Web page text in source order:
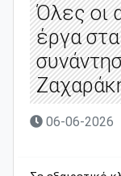
Όλες οι
έργα
06-06-2026